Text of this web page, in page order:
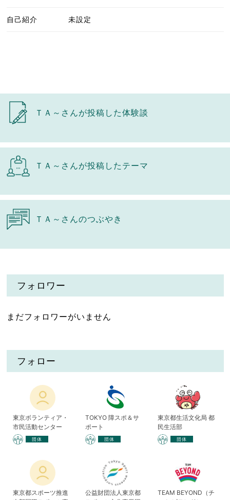
自己紹介 未設定
ＴＡ～さんが投稿した体験談
ＴＡ～さんが投稿したテーマ
ＴＡ～さんのつぶやき
フォロワー
まだフォロワーがいません
フォロー
東京ボランティア・
市民活動センター
団体
TOKYO 障スポ＆サ
ポート
団体
東京都生活文化局 都
民生活部
団体
東京都スポーツ推進
公益財団法人東京都
TEAM BEYOND（チ